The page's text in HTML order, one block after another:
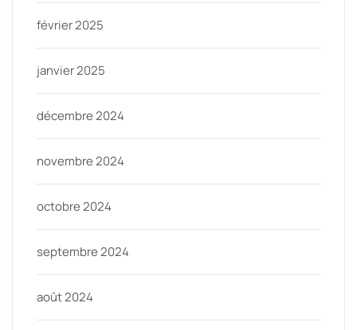
février 2025
janvier 2025
décembre 2024
novembre 2024
octobre 2024
septembre 2024
août 2024